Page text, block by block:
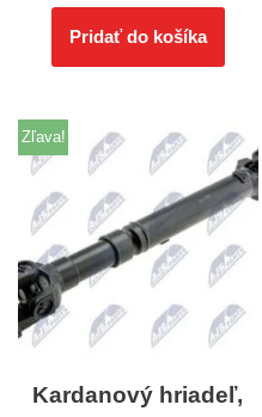
Pridať do košíka
Zľava!
Kardanový hriadeľ,